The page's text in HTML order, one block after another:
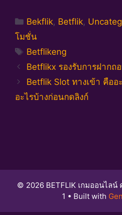
Categories
Bekflik, Betflik,
โมชั่น
Tags
Betflikeng
Betflikx รองรับการฝาก
Betflik Slot ทางเข้า คืออ
อะไรบ้างก่อนกดลิงก์
© 2026 BETFLIK เกมออนไล
1 • Built with